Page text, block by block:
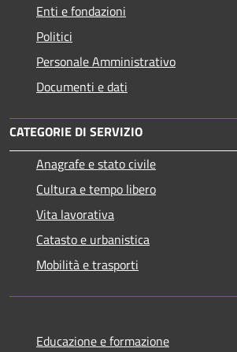
Enti e fondazioni
Politici
Personale Amministrativo
Documenti e dati
CATEGORIE DI SERVIZIO
Anagrafe e stato civile
Cultura e tempo libero
Vita lavorativa
Catasto e urbanistica
Mobilità e trasporti
Educazione e formazione